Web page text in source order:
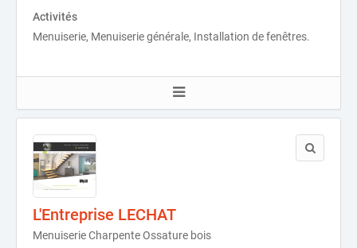
Activités
Menuiserie, Menuiserie générale, Installation de fenêtres.
L'Entreprise LECHAT
Menuiserie Charpente Ossature bois